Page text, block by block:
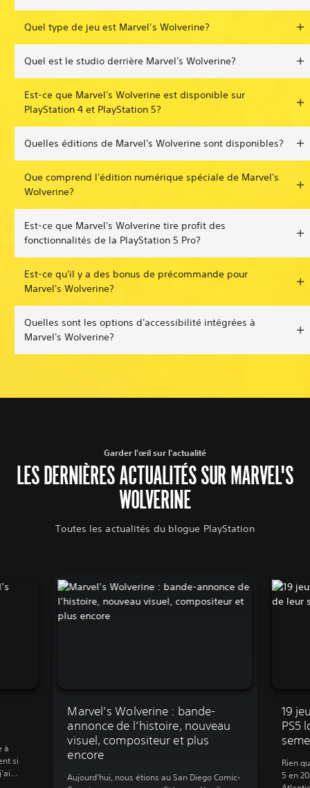
Quel type de jeu est Marvel’s Wolverine?
Quel est le studio derrière Marvel's Wolverine?
Est-ce que Marvel's Wolverine est disponible sur
PlayStation 4 et PlayStation 5?
Quelles éditions de Marvel's Wolverine sont disponibles?
Que comprend l'édition numérique spéciale de Marvel's
Wolverine?
Est-ce que Marvel's Wolverine tire profit des
fonctionnalités de la PlayStation 5 Pro?
Est-ce qu'il y a des bonus de précommande pour
Marvel's Wolverine?
Quelles sont les options d'accessibilité intégrées à
Marvel's Wolverine?
Garder l'œil sur l'actualité
LES DERNIÈRES ACTUALITÉS SUR MARVEL'S
WOLVERINE
Toutes les actualités du blogue PlayStation
Marvel’s Wolverine : bande-
annonce de l’histoire, nouveau
visuel, compositeur et plus
encore
Aujourd’hui, nous étions au San Diego Comic-
19
PS5
Rien
5 en
à
si